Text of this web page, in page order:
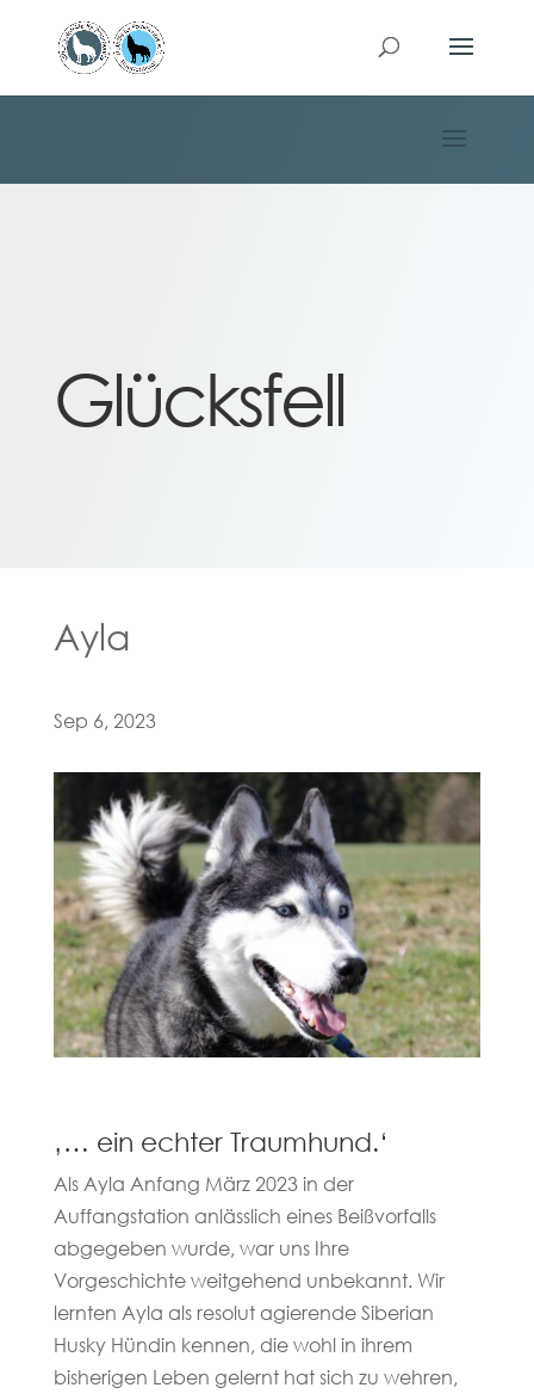
Glücksfell
Ayla
Sep 6, 2023
‚… ein echter Traumhund.‘
Als Ayla Anfang März 2023 in der
Auffangstation anlässlich eines Beißvorfalls
abgegeben wurde, war uns Ihre
Vorgeschichte weitgehend unbekannt. Wir
lernten Ayla als resolut agierende Siberian
Husky Hündin kennen, die wohl in ihrem
bisherigen Leben gelernt hat sich zu wehren,